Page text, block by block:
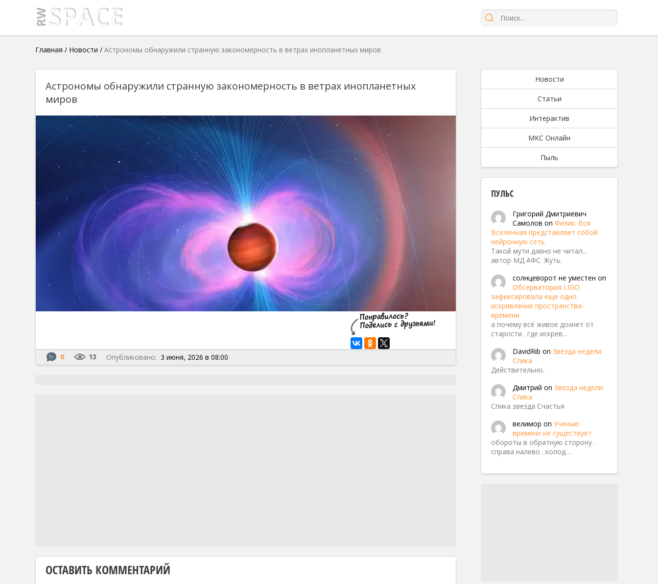
Главная / Новости / Астрономы обнаружили странную закономерность в ветрах инопланетных миров
Астрономы обнаружили странную закономерность в ветрах инопланетных
миров
0 13 Опубликовано: 3 июня, 2026 в 08:00
ОСТАВИТЬ КОММЕНТАРИЙ
Новости
Статьи
Интерактив
МКС Онлайн
Пыль
ПУЛЬС
Григорий Дмитриевич
Самолов on Физик: Вся
Вселенная представляет собой
нейронную сеть
Такой мути давно не читал...
автор МД АФС. Жуть.
солнцеворот не уместен on
Обсерватория LIGO
зафиксировала еще одно
искривление пространства-
времени
а почему всё живое дохнет от
старости . где искрев…
DavidRib on Звезда недели:
Спика
Действительно.
Дмитрий on Звезда недели:
Спика
Спика звезда Счастья
велимор on Ученые:
времени не существует
обороты в обратную сторону .
справа налево . колод…